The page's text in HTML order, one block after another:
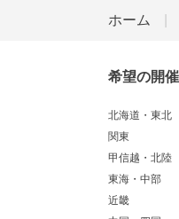
ホーム
希望の開
北海道・東北
関東
甲信越・北陸
東海・中部
近畿